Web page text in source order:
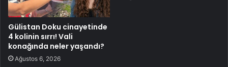
Gülistan Doku cinayetinde
4 kolinin sırrı! Vali
konağında neler yaşandı?
Ağustos 6, 2026